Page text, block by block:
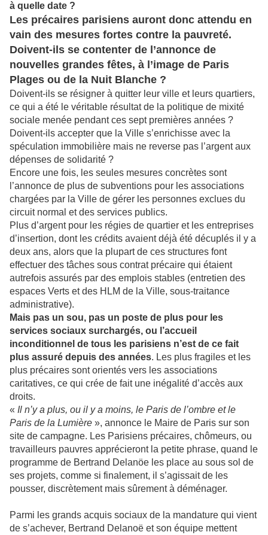
à quelle date ?
Les précaires parisiens auront donc attendu en
vain des mesures fortes contre la pauvreté.
Doivent-ils se contenter de l’annonce de
nouvelles grandes fêtes, à l’image de Paris
Plages ou de la Nuit Blanche ?
Doivent-ils se résigner à quitter leur ville et leurs quartiers,
ce qui a été le véritable résultat de la politique de mixité
sociale menée pendant ces sept premières années ?
Doivent-ils accepter que la Ville s’enrichisse avec la
spéculation immobilière mais ne reverse pas l’argent aux
dépenses de solidarité ?
Encore une fois, les seules mesures concrètes sont
l’annonce de plus de subventions pour les associations
chargées par la Ville de gérer les personnes exclues du
circuit normal et des services publics.
Plus d’argent pour les régies de quartier et les entreprises
d’insertion, dont les crédits avaient déjà été décuplés il y a
deux ans, alors que la plupart de ces structures font
effectuer des tâches sous contrat précaire qui étaient
autrefois assurés par des emplois stables (entretien des
espaces Verts et des HLM de la Ville, sous-traitance
administrative).
Mais pas un sou, pas un poste de plus pour les
services sociaux surchargés, ou l’accueil
inconditionnel de tous les parisiens n’est de ce fait
plus assuré depuis des années. Les plus fragiles et les
plus précaires sont orientés vers les associations
caritatives, ce qui crée de fait une inégalité d’accès aux
droits.
« Il n’y a plus, ou il y a moins, le Paris de l’ombre et le
Paris de la Lumière », annonce le Maire de Paris sur son
site de campagne. Les Parisiens précaires, chômeurs, ou
travailleurs pauvres apprécieront la petite phrase, quand le
programme de Bertrand Delanöe les place au sous sol de
ses projets, comme si finalement, il s’agissait de les
pousser, discrètement mais sûrement à déménager.
Parmi les grands acquis sociaux de la mandature qui vient
de s’achever, Bertrand Delanoë et son équipe mettent